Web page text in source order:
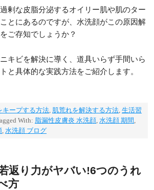
剰な皮脂分泌するオイリー肌や肌のター
とにあるのですが、水洗顔がこの原因解
ご存知でしょうか？
キビを解決に導く、道具いらず手間いら
と具体的な実践方法をご紹介します。
キープする方法, 肌荒れを解決する方法, 生活習
With: 脂漏性皮膚炎 水洗顔, 水洗顔 期間 ,
, 水洗顔 ブログ
返り力がヤバい!6つのうれ
方